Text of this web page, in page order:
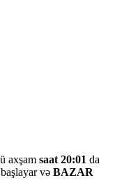
axşam saat 20:01 da
və BAZAR